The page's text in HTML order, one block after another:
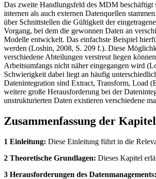
Das zweite Handlungsfeld des MDM
internen als auch externen Datenquellen
über Schnittstellen die Gültigkeit der
Vorgang, bei dem die gewonnen Daten an
Modelle entwickelt. Das einfachste Beispiel
werden (Loshin, 2008, S. 209 f.). Diese
verschiedene Abteilungen verstreut liegen
Arbeitsumfangs nicht näher eingegangen wird
Schwierigkeit dabei liegt an häufig
Datenintegration sind Extract, Transform, Load
weitere große Herausforderung bei der
unstrukturierten Daten existieren verschiedene
Zusammenfassung der Kapitel
1 Einleitung: Diese Einleitung führt in die
2 Theoretische Grundlagen: Dieses Kapitel
3 Herausforderungen des Datenmanagements: